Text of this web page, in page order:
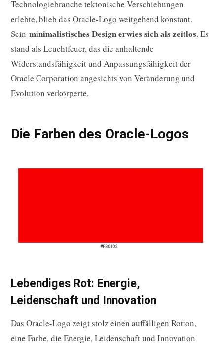
Technologiebranche tektonische Verschiebungen
erlebte, blieb das Oracle-Logo weitgehend konstant.
Sein minimalistisches Design erwies sich als zeitlos. Es
stand als Leuchtfeuer, das die anhaltende
Widerstandsfähigkeit und Anpassungsfähigkeit der
Oracle Corporation angesichts von Veränderung und
Evolution verkörperte.
Die Farben des Oracle-Logos
Lebendiges Rot: Energie,
Leidenschaft und Innovation
Das Oracle-Logo zeigt stolz einen auffälligen Rotton,
eine Farbe, die Energie, Leidenschaft und Innovation